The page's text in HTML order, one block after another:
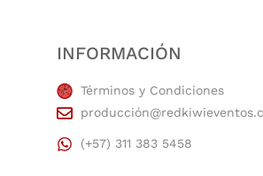
INFORMACIÓN
Términos y Condiciones
(+57) 311 383 5458